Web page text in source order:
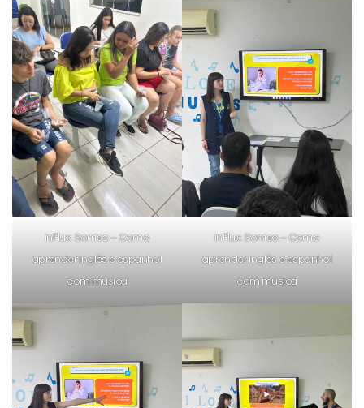
inFlux Sorriso – Como
aprender inglês e espanhol
com música
inFlux Sorriso – Como
aprender inglês e espanhol
com música